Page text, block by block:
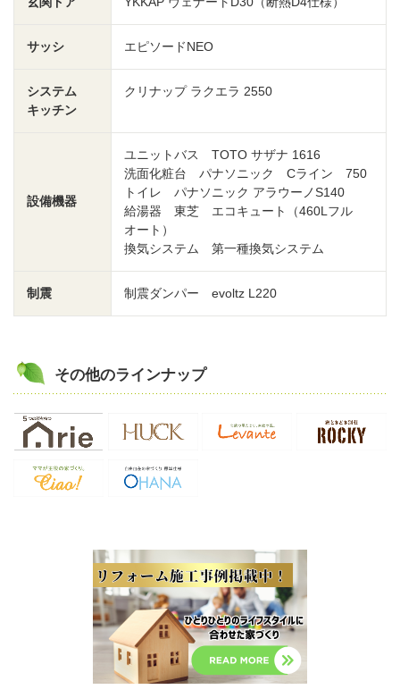
サッシ エピソードNEO
システム
キッチン
クリナップ ラクエラ 2550
設備機器
ユニットバス TOTO サザナ 1616
洗面化粧台 パナソニック Cライン 750
トイレ パナソニック アラウーノS140
給湯器 東芝 エコキュート（460Lフル
オート）
換気システム 第一種換気システム
制震 制震ダンパー evoltz L220
その他のラインナップ